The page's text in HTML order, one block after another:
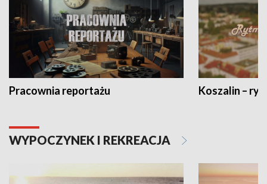
Pracownia reportażu Koszalin –
WYPOCZYNEK I REKREACJA